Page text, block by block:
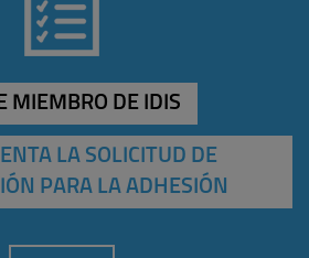
MIEMBRO DE IDIS
LA SOLICITUD DE
PARA LA ADHESIÓN